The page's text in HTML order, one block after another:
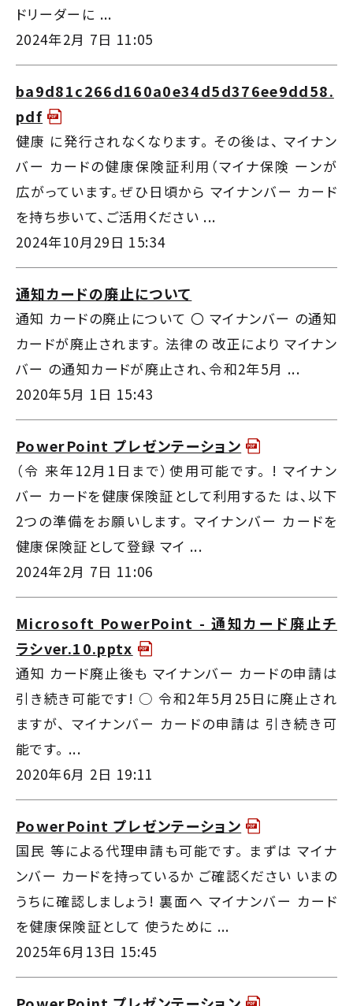
ドリーダーに ...
2024年2月 7日 11:05
ba9d81c266d160a0e34d5d376ee9dd58.
pdf
健康 に発行されなくなります。 その後は、 マイナン
バー カードの健康保険証利用（マイナ保険 ーンが
広がっています。ぜひ日頃から マイナンバー カード
を持ち歩いて、ご活用ください ...
2024年10月29日 15:34
通知カードの廃止について
通知 カードの廃止について 〇 マイナンバー の通知
カードが廃止されます。 法律の 改正により マイナン
バー の通知カードが廃止され、令和2年5月 ...
2020年5月 1日 15:43
PowerPoint プレゼンテーション
（令 来年12月1日まで）使用可能です。 ! マイナン
バー カードを健康保険証として利用するた は、以下
2つの準備をお願いします。 マイナンバー カードを
健康保険証として登録 マイ ...
2024年2月 7日 11:06
Microsoft PowerPoint - 通知カード廃止チ
ラシver.10.pptx
通知 カード廃止後も マイナンバー カードの申請は
引き続き可能です! ○ 令和2年5月25日に廃止され
ますが、 マイナンバー カードの申請は 引き続き可
能です。 ...
2020年6月 2日 19:11
PowerPoint プレゼンテーション
国民 等による代理申請も可能です。 まずは マイナ
ンバー カードを持っているか ご確認ください いまの
うちに確認しましょう! 裏面へ マイナンバー カード
を健康保険証として 使うために ...
2025年6月13日 15:45